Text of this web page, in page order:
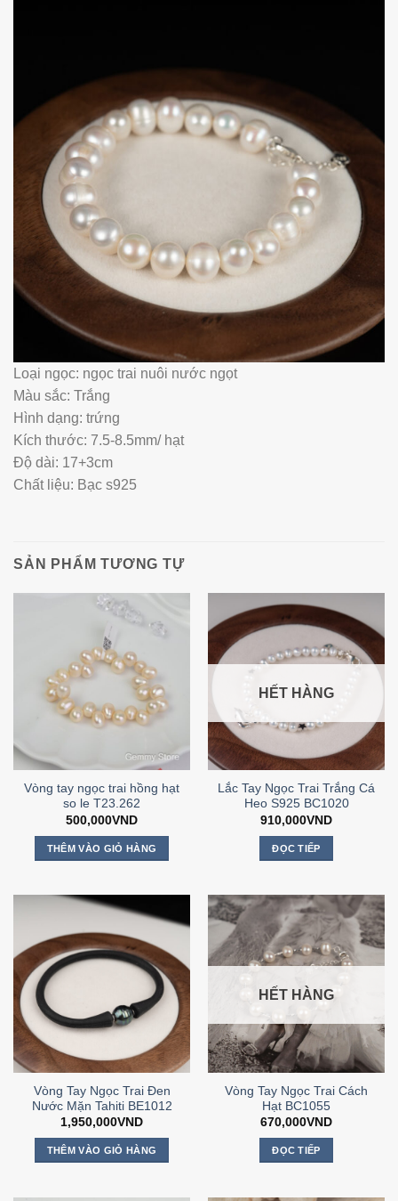
Loại ngọc: ngọc trai nuôi nước ngọt
Màu sắc: Trắng
Hình dạng: trứng
Kích thước: 7.5-8.5mm/ hạt
Độ dài: 17+3cm
Chất liệu: Bạc s925
SẢN PHẨM TƯƠNG TỰ
Vòng tay ngọc trai hồng hạt
so le T23.262
500,000VND
THÊM VÀO GIỎ HÀNG
HẾT HÀNG
Lắc Tay Ngọc Trai Trắng Cá
Heo S925 BC1020
910,000VND
ĐỌC TIẾP
Vòng Tay Ngọc Trai Đen
Nước Mặn Tahiti BE1012
1,950,000VND
THÊM VÀO GIỎ HÀNG
HẾT HÀNG
Vòng Tay Ngọc Trai Cách
Hạt BC1055
670,000VND
ĐỌC TIẾP